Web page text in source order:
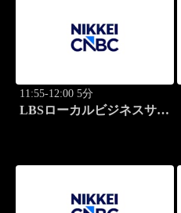
11:55-12:00 5分
LBSローカルビジネスサテ